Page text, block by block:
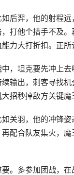
后羿，他的射程
打他个措手不及
力大打折扣。正所
，坦克要先冲上
输出，刺客寻找
招秒掉敌方关键
关羽，他的冲锋
配合队友集火，
。多参加团战，